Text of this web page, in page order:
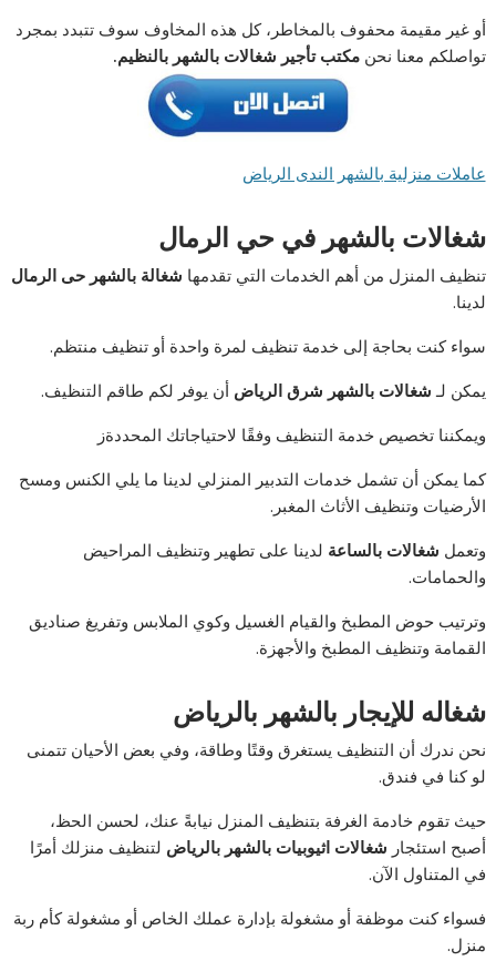
أو غير مقيمة محفوف بالمخاطر، كل هذه المخاوف سوف تتبدد بمجرد
تواصلكم معنا نحنمكتب تأجير شغالات بالشهر بالنظيم.
عاملات منزلية بالشهر الندى الرياض
شغالات بالشهر في حي الرمال
تنظيف المنزل من أهم الخدمات التي تقدمها شغالة بالشهر حى الرمال
لدينا.
سواء كنت بحاجة إلى خدمة تنظيف لمرة واحدة أو تنظيف منتظم.
يمكن لـ شغالات بالشهر شرق الرياض أن يوفر لكم طاقم التنظيف.
ويمكننا تخصيص خدمة التنظيف وفقًا لاحتياجاتك المحددةز
كما يمكن أن تشمل خدمات التدبير المنزلي لدينا ما يلي الكنس ومسح
الأرضيات وتنظيف الأثاث المغبر.
وتعمل شغالات بالساعة لدينا على تطهير وتنظيف المراحيض
والحمامات.
وترتيب حوض المطبخ والقيام الغسيل وكوي الملابس وتفريغ صناديق
القمامة وتنظيف المطبخ والأجهزة.
شغاله للإيجار بالشهر بالرياض
نحن ندرك أن التنظيف يستغرق وقتًا وطاقة، وفي بعض الأحيان تتمنى
لو كنا في فندق.
حيث تقوم خادمة الغرفة بتنظيف المنزل نيابةً عنك، لحسن الحظ،
أصبح استئجار شغالات اثيوبيات بالشهر بالرياض لتنظيف منزلك أمرًا
في المتناول الآن.
فسواء كنت موظفة أو مشغولة بإدارة عملك الخاص أو مشغولة كأم ربة
منزل.